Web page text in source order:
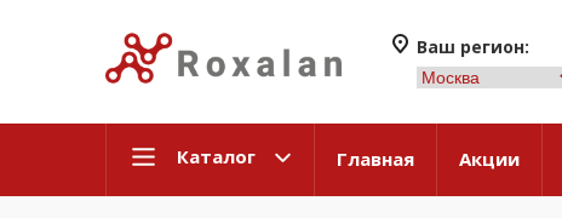
Ваш регион:
Каталог Главная Акции